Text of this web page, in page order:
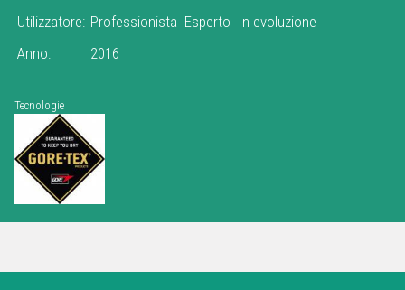
Utilizzatore: Professionista Esperto In evoluzione
Anno:
2016
Tecnologie